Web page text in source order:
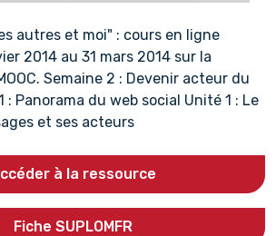
autres et moi" : cours en ligne
2014 au 31 mars 2014 sur la
Semaine 2 : Devenir acteur du
: Panorama du web social Unité 1 : Le
et ses acteurs
à la ressource
Fiche SUPLOMFR